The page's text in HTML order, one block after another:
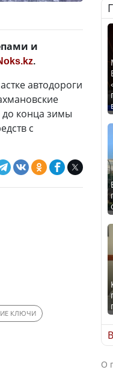
и
.
автодороги
до конца зимы
с
КЛЮЧИ
О